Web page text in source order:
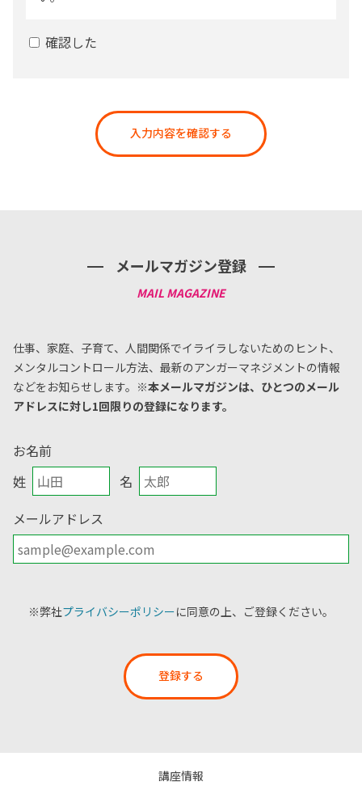
確認した
入力内容を確認する
メールマガジン登録
仕事、家庭、子育て、人間関係でイライラしないためのヒント、
メンタルコントロール方法、 最新のアンガーマネジメントの情報
などをお知らせします。 ※本メールマガジンは、ひとつのメール
アドレスに対し1回限りの登録になります。
お名前
姓
名
メールアドレス
※弊社プライバシーポリシーに同意の上、ご登録ください。
登録する
講座情報